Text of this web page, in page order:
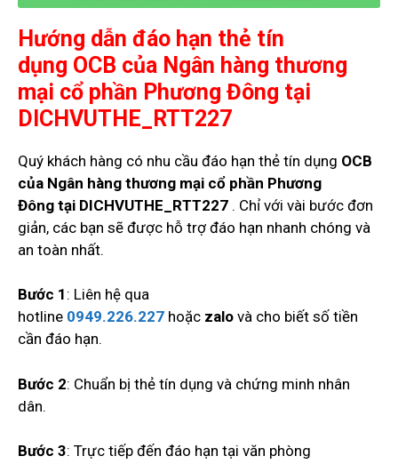
Hướng dẫn đáo hạn thẻ tín
dụng OCB của Ngân hàng thương
mại cổ phần Phương Đông tại
DICHVUTHE_RTT227
Quý khách hàng có nhu cầu đáo hạn thẻ tín dụng OCB
của Ngân hàng thương mại cổ phần Phương
Đông tại DICHVUTHE_RTT227 . Chỉ với vài bước đơn
giản, các bạn sẽ được hỗ trợ đáo hạn nhanh chóng và
an toàn nhất.
Bước 1 : Liên hệ qua
hotline 0949.226.227 hoặc zalo và cho biết số tiền
cần đáo hạn.
Bước 2: Chuẩn bị thẻ tín dụng và chứng minh nhân
dân.
Bước 3: Trực tiếp đến đáo hạn tại văn phòng